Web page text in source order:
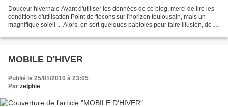
Douceur hivernale Avant d'utiliser les données de ce blog, merci de lire les
conditions d'utilisation Point de flocons sur l'horizon toulousain, mais un
magnifique soleil ... Alors, on sort quelques babioles pour faire illusion, de la
MOBILE D'HIVER
Publié le 25/01/2010 à 23:05
Par zelphie